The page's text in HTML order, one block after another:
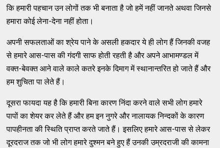
कि हमारी पहचान उन लोगों तक भी बनाता है जो हमें नहीं जानते अथवा जिनसे
हमारा कोई लेना-देना नहीं होता।
अपनी सफलताओं का श्रेय पाने के असली हकदार ये ही लोग हैं जिनकी वजह
से हमारे आस-पास की गंदगी साफ होती रहती है और अपने आभामण्डल में
वक्त-बेवक्त आने वाले काले कतरे इनके दिमाग में स्थानान्तरित हो जाते हैं और
हम शुचिता पा लेते हैं।
दूसरा फायदा यह है कि हमारी बिना कारण निंदा करने वाले सभी लोग हमारे
पापों का शेयर कर लेते हैं और हम इन नुगरे और नालायक निन्दकों के कारण
पापहीनता की स्थिति प्राप्त करते जाते हैं। इसलिए हमारे आस-पास से लेकर
दूरदराज तक जो भी लोग हमारे दुश्मन बने हुए हैं उनकी उम्रदराजी की कामना